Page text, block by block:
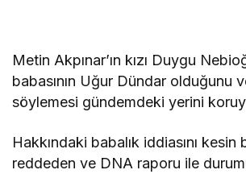
Metin Akpınar’ın kızı Duygu
babasının Uğur Dündar olduğunu
söylemesi gündemdeki yerini
Hakkındaki babalık iddiasını kesin
reddeden ve DNA raporu ile